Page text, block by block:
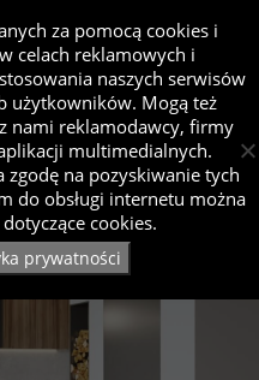
za pomocą cookies i
celach reklamowych i
naszych serwisów
użytkowników. Mogą też
nami reklamodawcy, firmy
multimedialnych.
zgodę na pozyskiwanie tych
do obsługi internetu można
cookies.
prywatności